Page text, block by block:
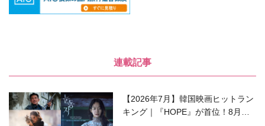
連載記事
【2026年7月】韓国映画ヒットラン
キング｜『HOPE』が首位！8月公